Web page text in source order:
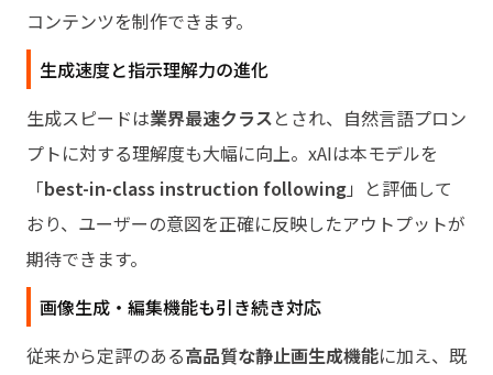
コンテンツを制作できます。
生成速度と指示理解力の進化
生成スピードは業界最速クラスとされ、自然言語プロン
プトに対する理解度も大幅に向上。xAIは本モデルを
「best-in-class instruction following」と評価して
おり、ユーザーの意図を正確に反映したアウトプットが
期待できます。
画像生成・編集機能も引き続き対応
従来から定評のある高品質な静止画生成機能に加え、既